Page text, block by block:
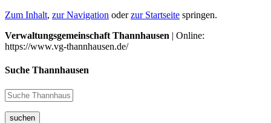
Zum Inhalt, zur Navigation oderzur Startseite springen.
Verwaltungsgemeinschaft Thannhausen | Online:
https://www.vg-thannhausen.de/
Suche Thannhausen
suchen